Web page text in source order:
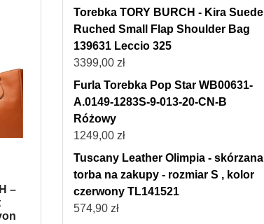
–
Torebka TORY BURCH - Kira Suede
Ruched Small Flap Shoulder Bag
139631 Leccio 325
3399,00 zł
Furla Torebka Pop Star WB00631-
A.0149-1283S-9-013-20-CN-B
Różowy
1249,00 zł
Tuscany Leather Olimpia - skórzana
torba na zakupy - rozmiar S , kolor
czerwony TL141521
574,90 zł